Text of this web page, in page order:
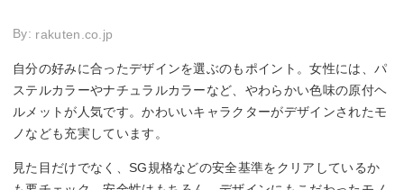
By: rakuten.co.jp
自分の好みに合ったデザインを選ぶのもポイント。女性には、パ
ステルカラーやナチュラルカラーなど、やわらかい色味の原付ヘ
ルメットが人気です。かわいいキャラクターがデザインされたモ
ノなども充実しています。
見た目だけでなく、SG規格などの安全基準をクリアしているか